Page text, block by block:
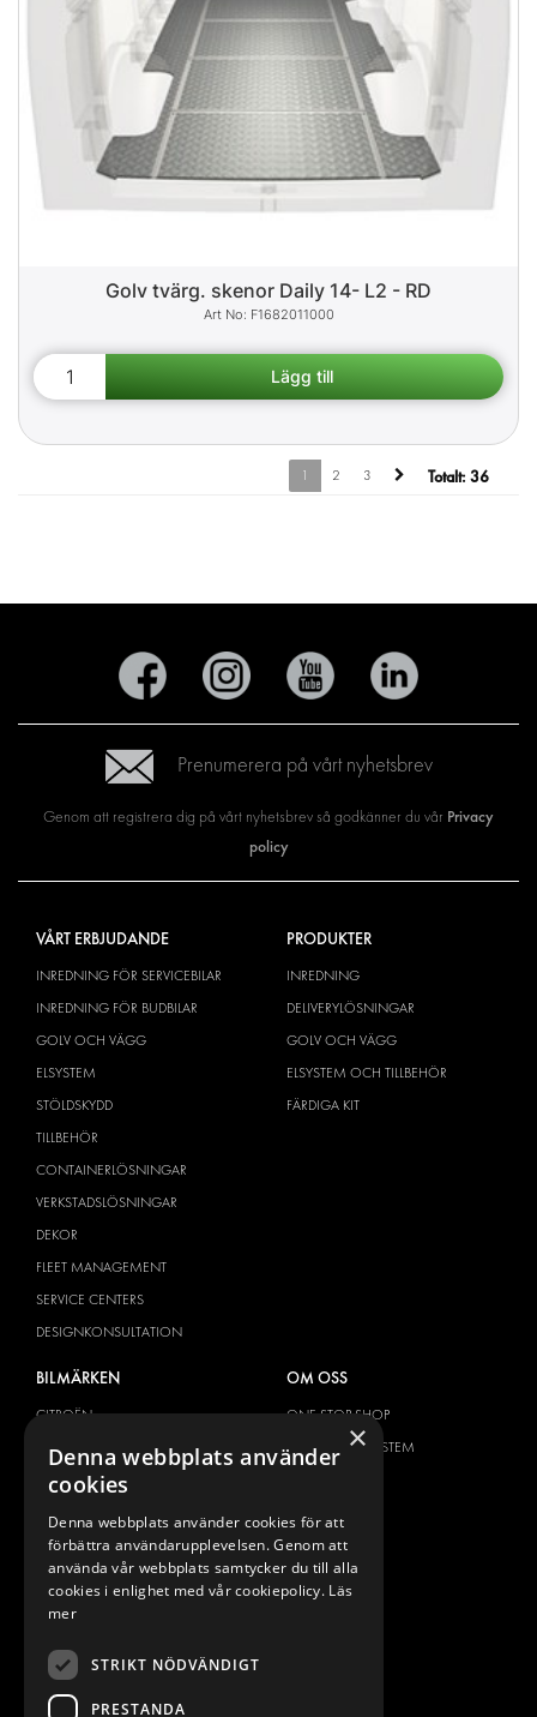
Golv tvärg. skenor Daily 14- L2 - RD
F1682011000
1 2 3 Totalt: 36
Prenumerera på vårt nyhetsbrev
Genom att registrera dig på vårt nyhetsbrev så godkänner du vår Privacy
policy
VÅRT ERBJUDANDE
INREDNING FÖR SERVICEBILAR
INREDNING FÖR BUDBILAR
GOLV OCH VÄGG
ELSYSTEM
STÖLDSKYDD
TILLBEHÖR
CONTAINERLÖSNINGAR
VERKSTADSLÖSNINGAR
DEKOR
FLEET MANAGEMENT
SERVICE CENTERS
DESIGNKONSULTATION
PRODUKTER
INREDNING
DELIVERYLÖSNINGAR
GOLV OCH VÄGG
ELSYSTEM OCH TILLBEHÖR
FÄRDIGA KIT
BILMÄRKEN
CITROËN
DACIA
FIAT
HYUNDAI
IVECO
MAN
MERCEDES
NISSAN
OM OSS
ONE-STOP-SHOP
OM MODUL-SYSTEM
NYHETER
KONTAKT
×
Denna webbplats använder
cookies
Denna webbplats använder cookies för att
förbättra användarupplevelsen. Genom att
använda vår webbplats samtycker du till alla
cookies i enlighet med vår cookiepolicy. Läs
mer
STRIKT NÖDVÄNDIGT
PRESTANDA